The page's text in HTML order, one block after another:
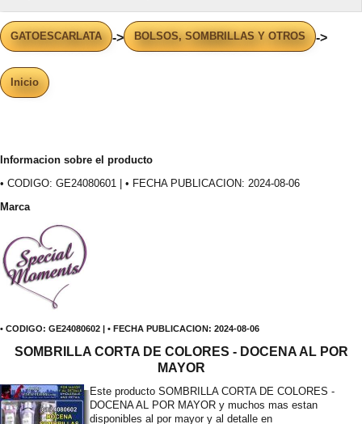
GATOESCARLATA -> BOLSOS, SOMBRILLAS Y OTROS ->
Inicio
Informacion sobre el producto
• CODIGO: GE24080601 | • FECHA PUBLICACION: 2024-08-06
Marca
• CODIGO: GE24080602 | • FECHA PUBLICACION: 2024-08-06
SOMBRILLA CORTA DE COLORES - DOCENA AL POR
MAYOR
Este producto SOMBRILLA CORTA DE COLORES -
DOCENA AL POR MAYOR y muchos mas estan
disponibles al por mayor y al detalle en